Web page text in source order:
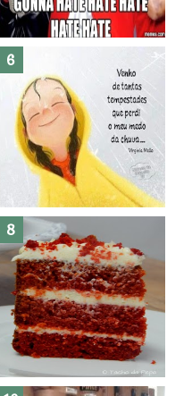
Posso congelar bolo ??
Haters, como surgiram?
O medo que habita em nós.